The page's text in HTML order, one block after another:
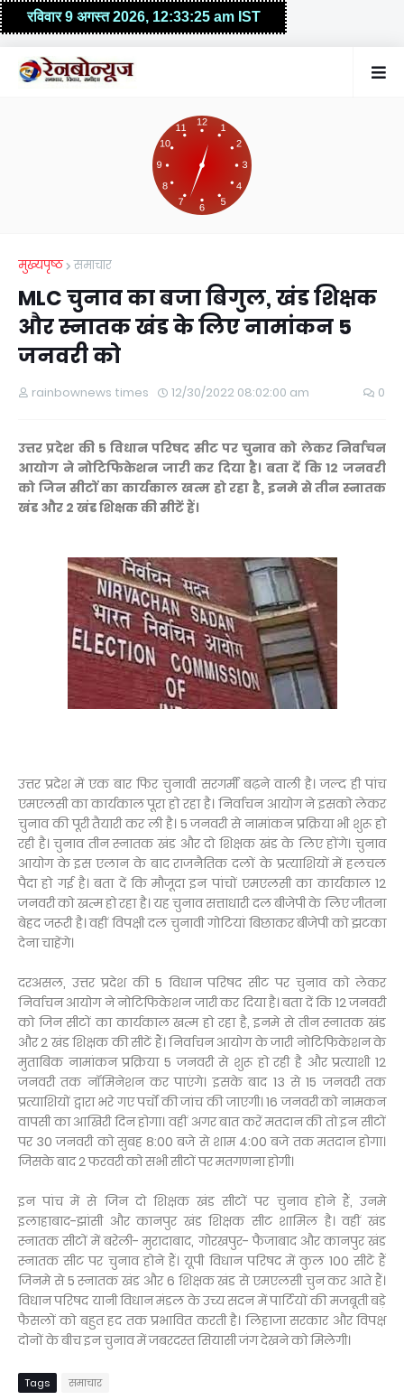
मुख्यपृष्ठ समाचार
MLC चुनाव का बजा बिगुल, खंड शिक्षक
और स्नातक खंड के लिए नामांकन 5
जनवरी को
rainbownews times 12/30/2022 08:02:00 am 0
उत्तर प्रदेश की 5 विधान परिषद सीट पर चुनाव को लेकर निर्वाचन
आयोग ने नोटिफिकेशन जारी कर दिया है। बता दें कि 12 जनवरी
को जिन सीटों का कार्यकाल खत्म हो रहा है, इनमे से तीन स्नातक
खंड और 2 खंड शिक्षक की सीटें हैं।
उत्तर प्रदेश में एक बार फिर चुनावी सरगर्मी बढ़ने वाली है। जल्द ही पांच
एमएलसी का कार्यकाल पूरा हो रहा है। निर्वाचन आयोग ने इसको लेकर
चुनाव की पूरी तैयारी कर ली है। 5 जनवरी से नामांकन प्रक्रिया भी शुरू हो
रही है। चुनाव तीन स्नातक खंड और दो शिक्षक खंड के लिए होंगे। चुनाव
आयोग के इस एलान के बाद राजनैतिक दलों के प्रत्याशियों में हलचल
पैदा हो गई है। बता दें कि मौजूदा इन पांचों एमएलसी का कार्यकाल 12
जनवरी को खत्म हो रहा है। यह चुनाव सत्ताधारी दल बीजेपी के लिए जीतना
बेहद जरूरी है। वहीं विपक्षी दल चुनावी गोटियां बिछाकर बीजेपी को झटका
देना चाहेंगे।
दरअसल, उत्तर प्रदेश की 5 विधान परिषद सीट पर चुनाव को लेकर
निर्वाचन आयोग ने नोटिफिकेशन जारी कर दिया है। बता दें कि 12 जनवरी
को जिन सीटों का कार्यकाल खत्म हो रहा है, इनमे से तीन स्नातक खंड
और 2 खंड शिक्षक की सीटें हैं। निर्वाचन आयोग के जारी नोटिफिकेशन के
मुताबिक नामांकन प्रक्रिया 5 जनवरी से शुरू हो रही है और प्रत्याशी 12
जनवरी तक नॉमिनेशन कर पाएंगे। इसके बाद 13 से 15 जनवरी तक
प्रत्याशियों द्वारा भरे गए पर्चों की जांच की जाएगी। 16 जनवरी को नामकन
वापसी का आखिरी दिन होगा। वहीं अगर बात करें मतदान की तो इन सीटों
पर 30 जनवरी को सुबह 8:00 बजे से शाम 4:00 बजे तक मतदान होगा।
जिसके बाद 2 फरवरी को सभी सीटों पर मतगणना होगी।
इन पांच में से जिन दो शिक्षक खंड सीटों पर चुनाव होने हैं, उनमे
इलाहाबाद-झांसी और कानपुर खंड शिक्षक सीट शामिल है। वहीं खंड
स्नातक सीटों में बरेली- मुरादाबाद, गोरखपुर- फैजाबाद और कानपुर खंड
स्नातक सीट पर चुनाव होने हैं। यूपी विधान परिषद में कुल 100 सीटें हैं
जिनमे से 5 स्नातक खंड और 6 शिक्षक खंड से एमएलसी चुन कर आते हैं।
विधान परिषद यानी विधान मंडल के उच्य सदन में पार्टियों की मजबूती बड़े
फैसलों को बहुत हद तक प्रभावित करती है। लिहाजा सरकार और विपक्ष
दोनों के बीच इन चुनाव में जबरदस्त सियासी जंग देखने को मिलेगी।
Tags समाचार